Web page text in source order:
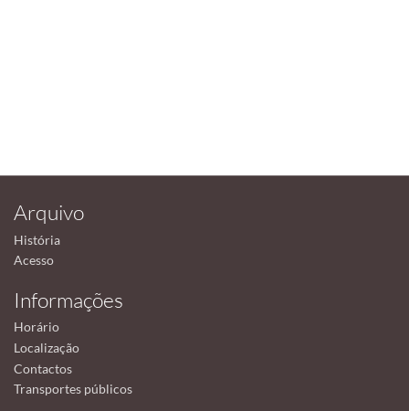
Arquivo
História
Acesso
Informações
Horário
Localização
Contactos
Transportes públicos